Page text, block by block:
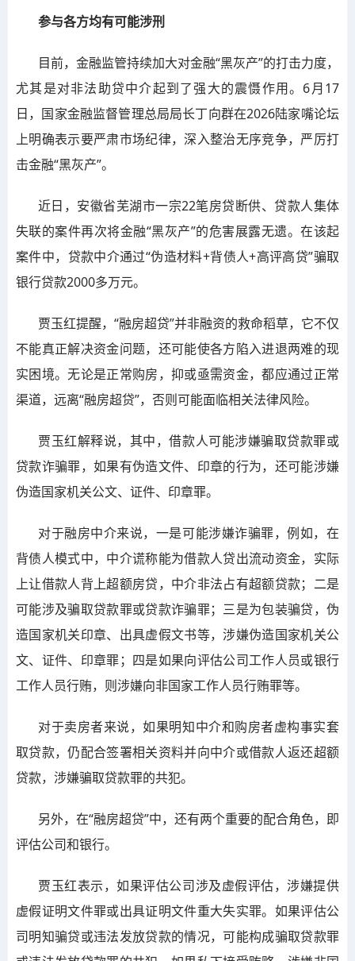
参与各方均有可能涉刑
目前，金融监管持续加大对金融“黑灰产”的打击力度，
尤其是对非法助贷中介起到了强大的震慑作用。6月17
日，国家金融监督管理总局局长丁向群在2026陆家嘴论坛
上明确表示要严肃市场纪律，深入整治无序竞争，严厉打
击金融“黑灰产”。
近日，安徽省芜湖市一宗22笔房贷断供、贷款人集体
失联的案件再次将金融“黑灰产”的危害展露无遗。在该起
案件中，贷款中介通过“伪造材料+背债人+高评高贷”骗取
银行贷款2000多万元。
贾玉红提醒，“融房超贷”并非融资的救命稻草，它不仅
不能真正解决资金问题，还可能使各方陷入进退两难的现
实困境。无论是正常购房，抑或亟需资金，都应通过正常
渠道，远离“融房超贷”，否则可能面临相关法律风险。
贾玉红解释说，其中，借款人可能涉嫌骗取贷款罪或
贷款诈骗罪，如果有伪造文件、印章的行为，还可能涉嫌
伪造国家机关公文、证件、印章罪。
对于融房中介来说，一是可能涉嫌诈骗罪，例如，在
背债人模式中，中介谎称能为借款人贷出流动资金，实际
上让借款人背上超额房贷，中介非法占有超额贷款；二是
可能涉及骗取贷款罪或贷款诈骗罪；三是为包装骗贷，伪
造国家机关印章、出具虚假文书等，涉嫌伪造国家机关公
文、证件、印章罪；四是如果向评估公司工作人员或银行
工作人员行贿，则涉嫌向非国家工作人员行贿罪等。
对于卖房者来说，如果明知中介和购房者虚构事实套
取贷款，仍配合签署相关资料并向中介或借款人返还超额
贷款，涉嫌骗取贷款罪的共犯。
另外，在“融房超贷”中，还有两个重要的配合角色，即
评估公司和银行。
贾玉红表示，如果评估公司涉及虚假评估，涉嫌提供
虚假证明文件罪或出具证明文件重大失实罪。如果评估公
司明知骗贷或违法发放贷款的情况，可能构成骗取贷款罪